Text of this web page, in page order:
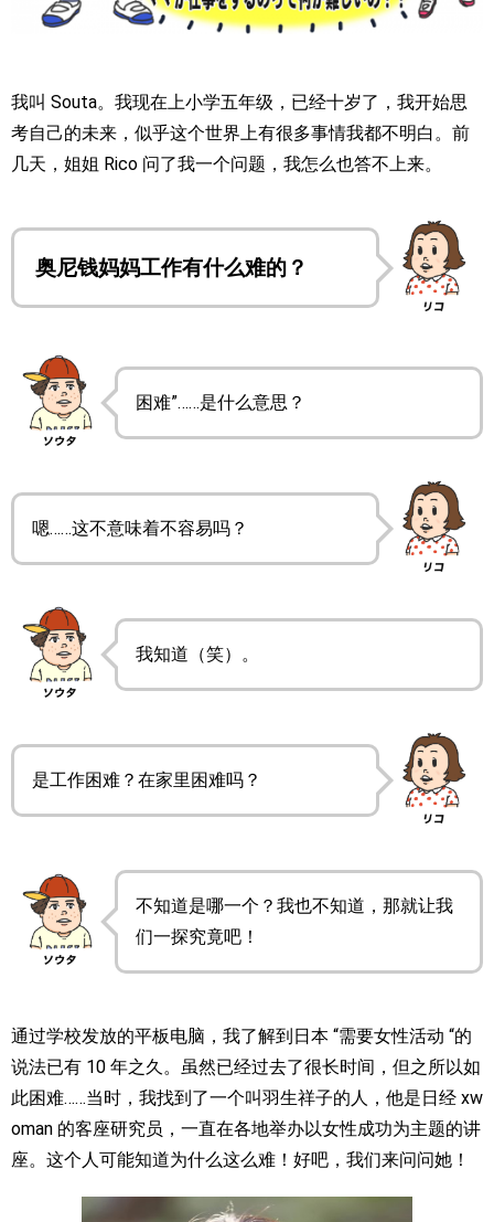
我叫 Souta。我现在上小学五年级，已经十岁了，我开始思
考自己的未来，似乎这个世界上有很多事情我都不明白。前
几天，姐姐 Rico 问了我一个问题，我怎么也答不上来。
奥尼钱妈妈工作有什么难的？
困难”……是什么意思？
嗯……这不意味着不容易吗？
我知道（笑）。
是工作困难？在家里困难吗？
不知道是哪一个？我也不知道，那就让我
们一探究竟吧！
通过学校发放的平板电脑，我了解到日本 “需要女性活动 “的
说法已有 10 年之久。虽然已经过去了很长时间，但之所以如
此困难……当时，我找到了一个叫羽生祥子的人，他是日经 xw
oman 的客座研究员，一直在各地举办以女性成功为主题的讲
座。这个人可能知道为什么这么难！好吧，我们来问问她！